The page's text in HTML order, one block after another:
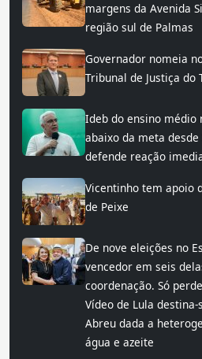
margens da Avenida
região sul de Palmas
Governador nomeia
Tribunal de Justiça do
Ideb do ensino médio
abaixo da meta
defende reação
Vicentinho tem apoio
de Peixe
De nove eleições no
vencedor em seis
coordenação. Só
Vídeo de Lula
Abreu dada a
água e azeite